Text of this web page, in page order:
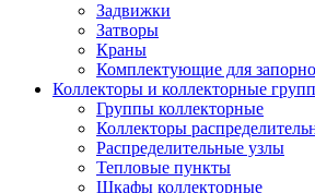
Задвижки
Затворы
Краны
Комплектующие для
Коллекторы и коллекторные
Группы коллекторные
Коллекторы
Распределительные узлы
Тепловые пункты
Шкафы коллекторные